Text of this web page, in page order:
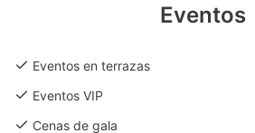
Eventos
Eventos en terrazas
Eventos VIP
Cenas de gala